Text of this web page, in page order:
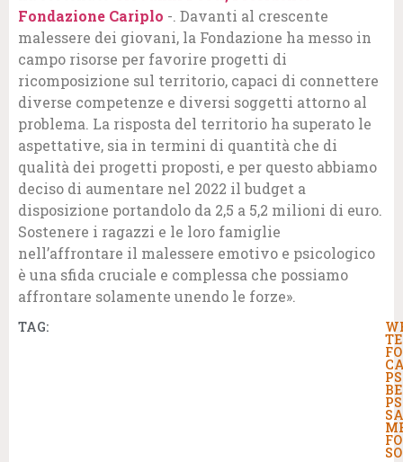
Fondazione Cariplo -. Davanti al crescente
malessere dei giovani, la Fondazione ha messo in
campo risorse per favorire progetti di
ricomposizione sul territorio, capaci di connettere
diverse competenze e diversi soggetti attorno al
problema. La risposta del territorio ha superato le
aspettative, sia in termini di quantità che di
qualità dei progetti proposti, e per questo abbiamo
deciso di aumentare nel 2022 il budget a
disposizione portandolo da 2,5 a 5,2 milioni di euro.
Sostenere i ragazzi e le loro famiglie
nell’affrontare il malessere emotivo e psicologico
è una sfida cruciale e complessa che possiamo
affrontare solamente unendo le forze».
TAG: